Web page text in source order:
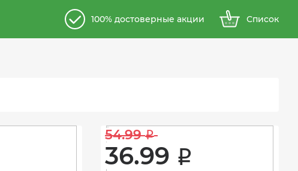
100% достоверные акции Список
54.99 i
36.99 i